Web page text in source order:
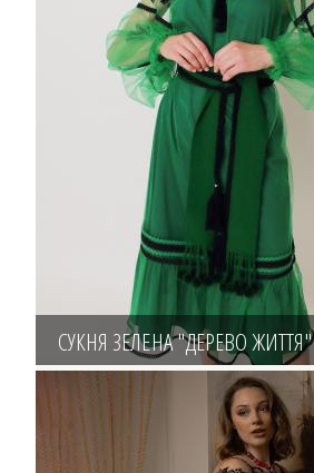
СУКНЯ ЗЕЛЕНА "ДЕРЕВО ЖИТТЯ"